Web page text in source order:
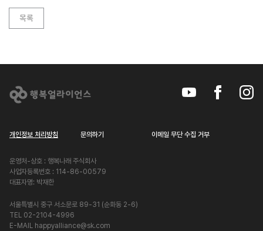
목록
개인정보 처리방침 문의하기 이메일 무단 수집 거부
운영처-상호 : 행복나래 주식회사
사업자등록번호 : 114-86-00579
대표자명: 박재한
서울특별시 중구 서소문로 89-31 (순화동 2-6)
TEL 02-2104-4996
E-MAIL happyalliance@sk.com